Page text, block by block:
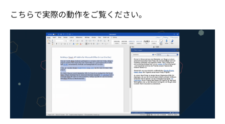
こちらで実際の動作をご覧ください。